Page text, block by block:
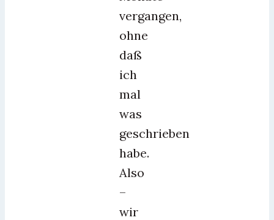
vergangen,
ohne
daß
ich
mal
was
geschrieben
habe.
Also
–
wir